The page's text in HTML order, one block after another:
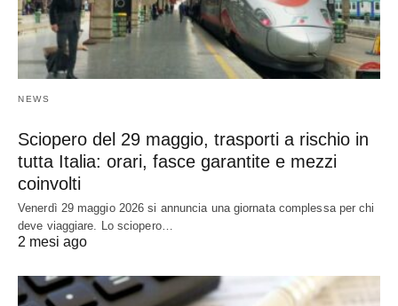
NEWS
Sciopero del 29 maggio, trasporti a rischio in
tutta Italia: orari, fasce garantite e mezzi
coinvolti
Venerdì 29 maggio 2026 si annuncia una giornata complessa per chi
deve viaggiare. Lo sciopero…
2 mesi ago